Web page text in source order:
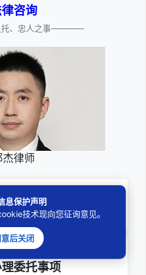
咨询
、忠人之事————
杰律师
专业
聚焦专注
尽责
委托事项
息保护声明
技术现向您征询意见。
意后关闭